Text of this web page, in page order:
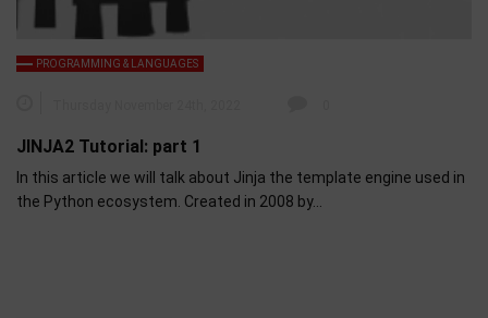
PROGRAMMING & LANGUAGES
JINJA2 Tutorial: part 1
In this article we will talk about Jinja the template engine used in
the Python ecosystem. Created in 2008 by…